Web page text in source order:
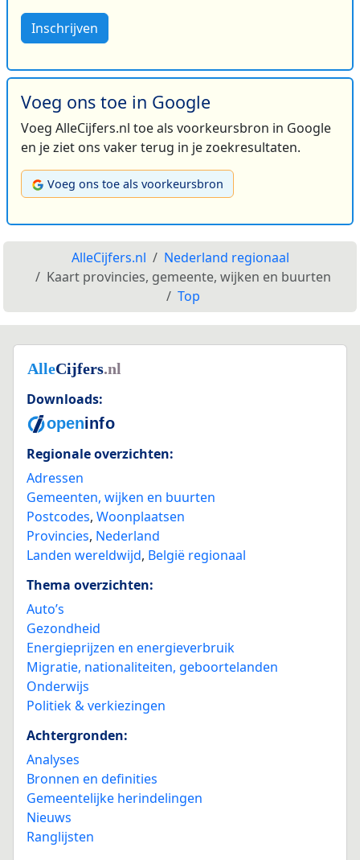
Inschrijven
Voeg ons toe in Google
Voeg AlleCijfers.nl toe als voorkeursbron in Google
en je ziet ons vaker terug in je zoekresultaten.
Voeg ons toe als voorkeursbron
AlleCijfers.nl
Nederland regionaal
Kaart provincies, gemeente, wijken en buurten
Top
Downloads:
Regionale overzichten:
Adressen
Gemeenten, wijken en buurten
Postcodes, Woonplaatsen
Provincies, Nederland
Landen wereldwijd, België regionaal
Thema overzichten:
Auto’s
Gezondheid
Energieprijzen en energieverbruik
Migratie, nationaliteiten, geboortelanden
Onderwijs
Politiek & verkiezingen
Achtergronden:
Analyses
Bronnen en definities
Gemeentelijke herindelingen
Nieuws
Ranglijsten